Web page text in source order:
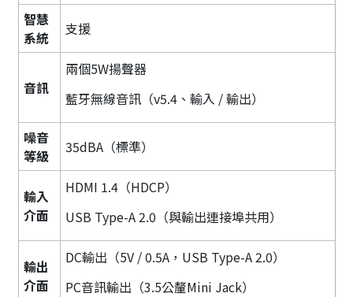
智慧
系統
支援
音訊
兩個5W揚聲器
藍牙無線音訊（v5.4、輸入 / 輸出）
噪音
等級
35dBA（標準）
輸入
介面
HDMI 1.4（HDCP）
USB Type-A 2.0（與輸出連接埠共用）
輸出
介面
DC輸出（5V / 0.5A，USB Type-A 2.0）
PC音訊輸出（3.5公釐Mini Jack）